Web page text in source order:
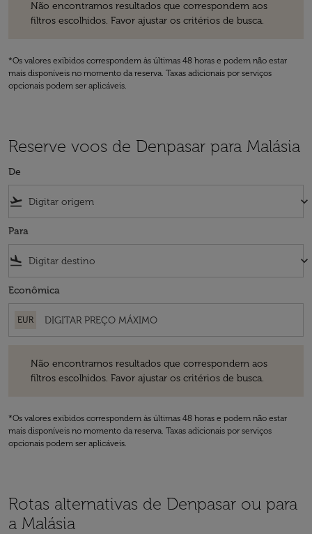
Não encontramos resultados que correspondem aos
filtros escolhidos. Favor ajustar os critérios de busca.
*Os valores exibidos correspondem às últimas 48 horas e podem não estar
mais disponíveis no momento da reserva. Taxas adicionais por serviços
opcionais podem ser aplicáveis.
Reserve voos de Denpasar para Malásia
De
flight_takeoff keyboard_arrow_down
Para
flight_land keyboard_arrow_down
Econômica
EUR
Não encontramos resultados que correspondem aos
filtros escolhidos. Favor ajustar os critérios de busca.
*Os valores exibidos correspondem às últimas 48 horas e podem não estar
mais disponíveis no momento da reserva. Taxas adicionais por serviços
opcionais podem ser aplicáveis.
Rotas alternativas de Denpasar ou para
a Malásia